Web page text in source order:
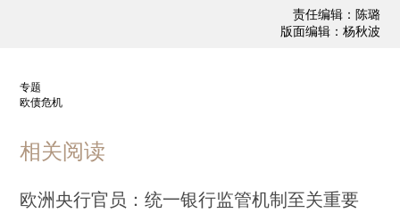
责任编辑：陈璐
版面编辑：杨秋波
专题
欧债危机
相关阅读
欧洲央行官员：统一银行监管机制至关重要